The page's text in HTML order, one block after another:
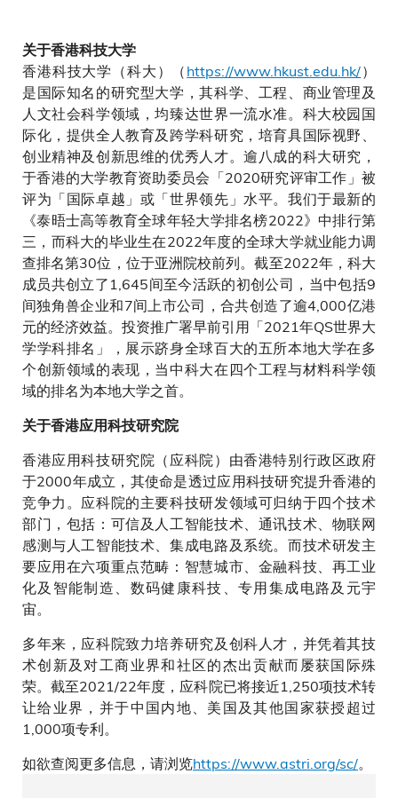
关于香港科技大学
香港科技大学（科大）（https://www.hkust.edu.hk/）
是国际知名的研究型大学，其科学、工程、商业管理及
人文社会科学领域，均臻达世界一流水准。科大校园国
际化，提供全人教育及跨学科研究，培育具国际视野、
创业精神及创新思维的优秀人才。逾八成的科大研究，
于香港的大学教育资助委员会「2020研究评审工作」被
评为「国际卓越」或「世界领先」水平。我们于最新的
《泰晤士高等教育全球年轻大学排名榜2022》中排行第
三，而科大的毕业生在2022年度的全球大学就业能力调
查排名第30位，位于亚洲院校前列。截至2022年，科大
成员共创立了1,645间至今活跃的初创公司，当中包括9
间独角兽企业和7间上市公司，合共创造了逾4,000亿港
元的经济效益。投资推广署早前引用「2021年QS世界大
学学科排名」，展示跻身全球百大的五所本地大学在多
个创新领域的表现，当中科大在四个工程与材料科学领
域的排名为本地大学之首。
关于香港应用科技研究院
香港应用科技研究院（应科院）由香港特别行政区政府
于2000年成立，其使命是透过应用科技研究提升香港的
竞争力。应科院的主要科技研发领域可归纳于四个技术
部门，包括：可信及人工智能技术、通讯技术、物联网
感测与人工智能技术、集成电路及系统。而技术研发主
要应用在六项重点范畴：智慧城市、金融科技、再工业
化及智能制造、数码健康科技、专用集成电路及元宇
宙。
多年来，应科院致力培养研究及创科人才，并凭着其技
术创新及对工商业界和社区的杰出贡献而屡获国际殊
荣。截至2021/22年度，应科院已将接近1,250项技术转
让给业界，并于中国内地、美国及其他国家获授超过
1,000项专利。
如欲查阅更多信息，请浏览https://www.astri.org/sc/。